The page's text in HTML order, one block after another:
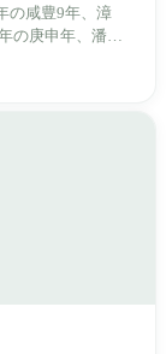
の咸豊9年、漳
の庚申年、潘永
う四本の整然